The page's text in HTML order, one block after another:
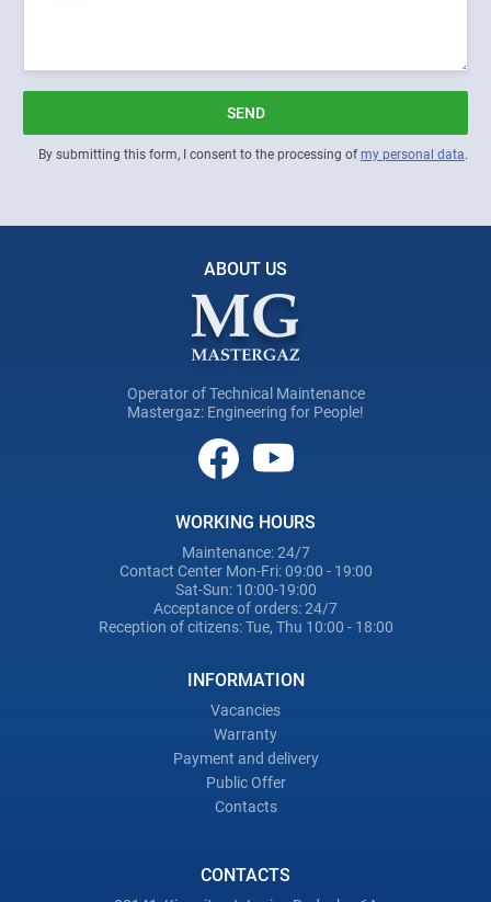
SEND
By submitting this form, I consent to the processing ofmy personal data.
ABOUT US
Operator of Technical Maintenance
Mastergaz: Engineering for People!
WORKING HOURS
Maintenance: 24/7
Contact Center Mon-Fri: 09:00 - 19:00
Sat-Sun: 10:00-19:00
Acceptance of orders: 24/7
Reception of citizens: Tue, Thu 10:00 - 18:00
INFORMATION
Vacancies
Warranty
Payment and delivery
Public Offer
Contacts
CONTACTS